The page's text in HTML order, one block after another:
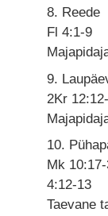
8. Reede
Fl 4:1-9
9.
2Kr
10.
Mk
4:12-13
Taevane